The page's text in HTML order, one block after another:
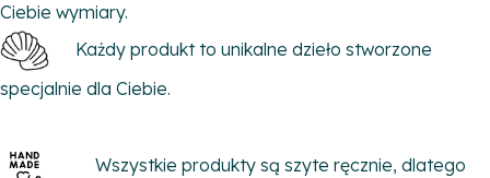
Ciebie wymiary.
Każdy produkt to unikalne dzieło stworzone
specjalnie dla Ciebie.
Wszystkie produkty są szyte ręcznie, dlatego